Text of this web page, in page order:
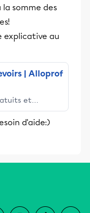
somme des
explicative au
| Alloprof
et
les élèves
réussited'aide:)